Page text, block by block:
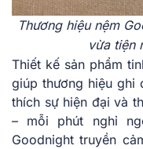
Thương hiệu nệm
vừa tiện
Thiết kế sản phẩm
giúp thương hiệu ghi
thích sự hiện đại và
– mỗi phút nghỉ
Goodnight truyền